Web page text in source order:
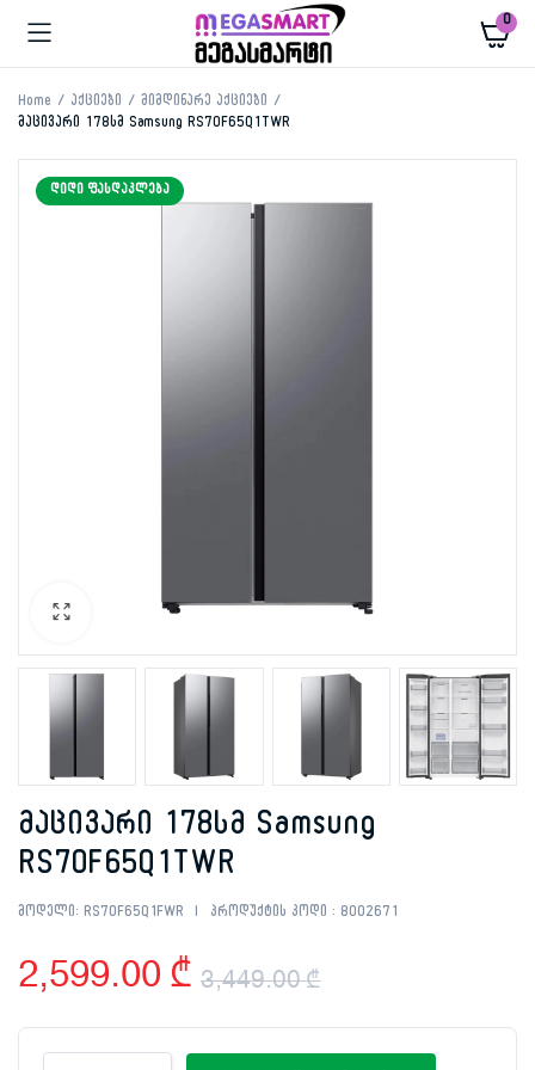
0
Home აქციები
მიმდინარე აქციები
მაცივარი 178სმ Samsung RS70F65Q1TWR
ᲓᲘᲓᲘ ᲤᲐᲡᲓᲐᲙᲚᲔᲑᲐ
მაცივარი 178სმ Samsung
RS70F65Q1TWR
მოდელი: RS70F65Q1FWR პროდუქტის კოდი : 8002671
3,449.00₾
Original
2,599.00 ₾
Current